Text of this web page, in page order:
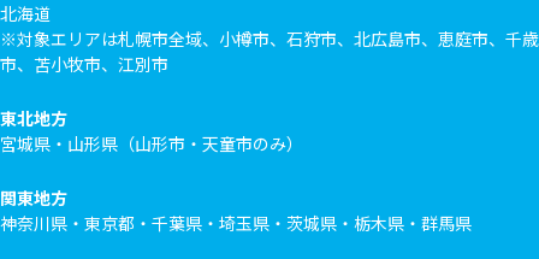
北海道
※対象エリアは札幌市全域、小樽市、石狩市、北広島市、恵庭市、千歳
市、苫小牧市、江別市
東北地方
宮城県・山形県（山形市・天童市のみ）
関東地方
神奈川県・東京都・千葉県・埼玉県・茨城県・栃木県・群馬県